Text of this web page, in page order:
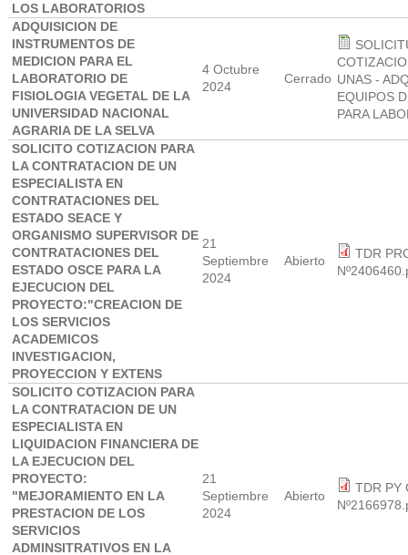
LOS LABORATORIOS
ADQUISICION DE
INSTRUMENTOS DE
MEDICION PARA EL
LABORATORIO DE
FISIOLOGIA VEGETAL DE LA
UNIVERSIDAD NACIONAL
AGRARIA DE LA SELVA
4 Octubre
2024
Cerrado UNAS -
EQUIPOS
PARA
SOLICITO COTIZACION PARA
LA CONTRATACION DE UN
ESPECIALISTA EN
CONTRATACIONES DEL
ESTADO SEACE Y
ORGANISMO SUPERVISOR DE
CONTRATACIONES DEL
ESTADO OSCE PARA LA
EJECUCION DEL
PROYECTO:"CREACION DE
LOS SERVICIOS
ACADEMICOS
INVESTIGACION,
PROYECCION Y EXTENS
21
Septiembre
2024
Abierto
TDR
SOLICITO COTIZACION PARA
LA CONTRATACION DE UN
ESPECIALISTA EN
LIQUIDACION FINANCIERA DE
LA EJECUCION DEL
PROYECTO:
"MEJORAMIENTO EN LA
PRESTACION DE LOS
SERVICIOS
ADMINSITRATIVOS EN LA
21
Septiembre
2024
Abierto
TDR PY